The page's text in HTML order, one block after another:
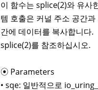
이 함수는 splice(2)와 유사
템 호출은 커널 주소 공간
간에 데이터를 복사합니다
splice(2)를 참조하십시오.
⦿ Parameters
• sqe: 일반적으로